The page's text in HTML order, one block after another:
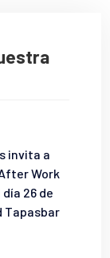
invita a
Work
26 de
Tapasbar